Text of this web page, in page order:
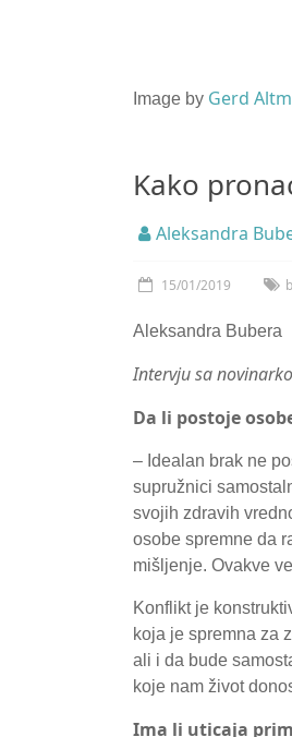
Image by Gerd
Kako
Aleksandra
15/01/2019
Aleksandra Bubera
Intervju sa
Da li postoje
– Idealan brak ne
supružnici
svojih zdravih
osobe spremne da
mišljenje. Ovakve
Konflikt je
koja je spremna za
ali i da bude
koje nam život
Ima li uticaja